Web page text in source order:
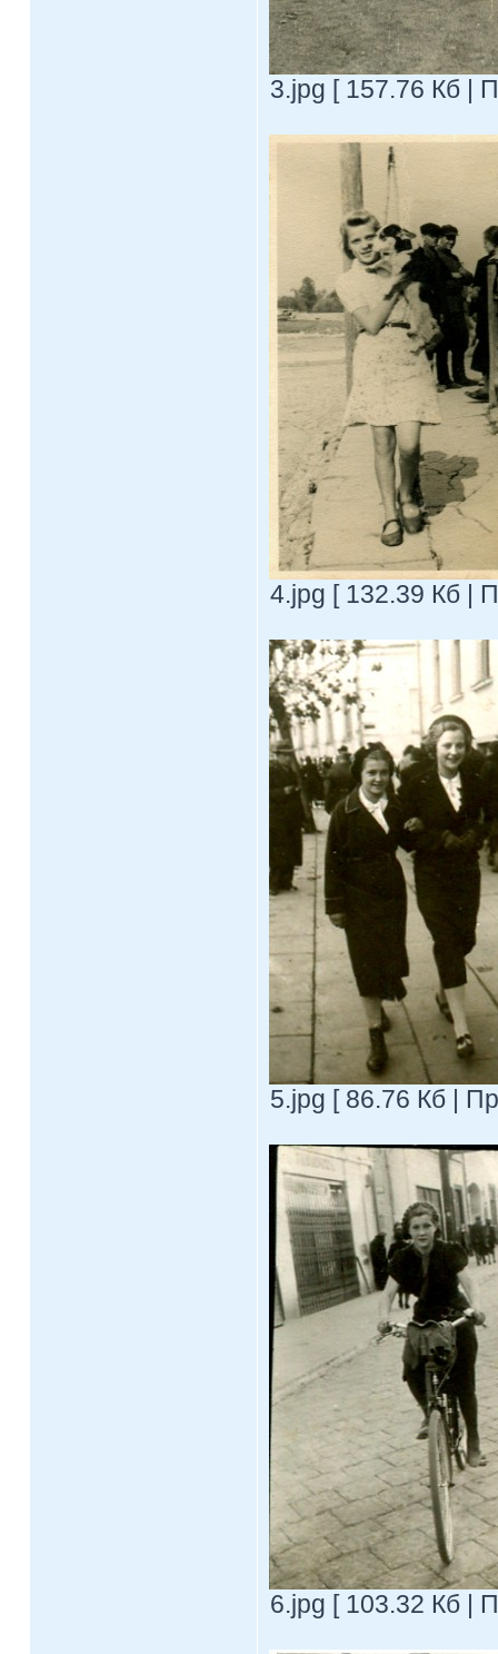
3.jpg [ 157.76 Кб |
4.jpg [ 132.39 Кб |
5.jpg [ 86.76 Кб |
6.jpg [ 103.32 Кб |